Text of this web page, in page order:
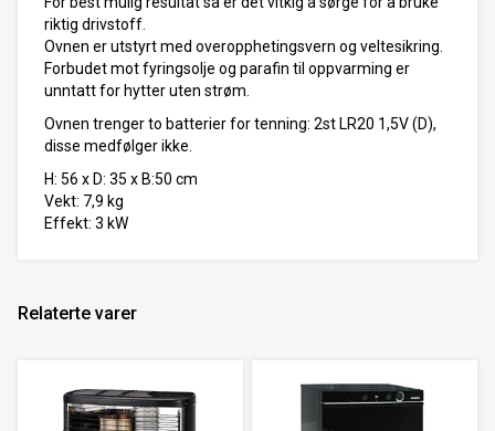
riktig drivstoff.
Ovnen er utstyrt med overopphetingsvern og veltesikring.
Forbudet mot fyringsolje og parafin til oppvarming er
unntatt for hytter uten strøm.
Ovnen trenger to batterier for tenning: 2st LR20 1,5V (D),
disse medfølger ikke.
H: 56 x D: 35 x B:50 cm
Vekt: 7,9 kg
Effekt: 3 kW
Relaterte varer